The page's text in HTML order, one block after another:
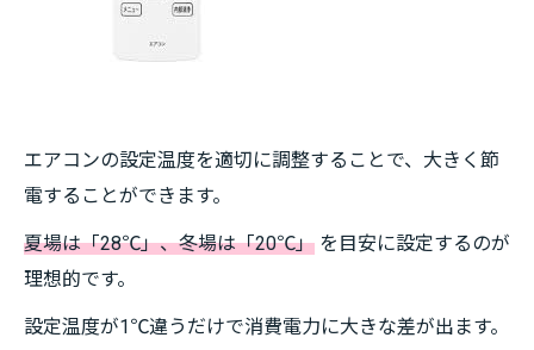
エアコンの設定温度を適切に調整することで、大きく節
電することができます。
夏場は「28℃」、冬場は「20℃」 を目安に設定するのが
理想的です。
設定温度が1℃違うだけで消費電力に大きな差が出ます。